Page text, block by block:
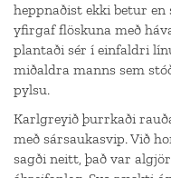
heppnaðist ekki betur
yfirgaf flöskuna með
plantaði sér í einfaldri
miðaldra manns sem
pylsu.
Karlgreyið þurrkaði
með sársaukasvip. Við
sagði neitt, það var